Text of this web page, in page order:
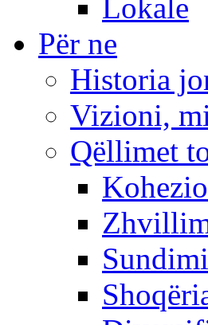
Lokale
Për ne
Historia
Vizioni,
Qëllimet